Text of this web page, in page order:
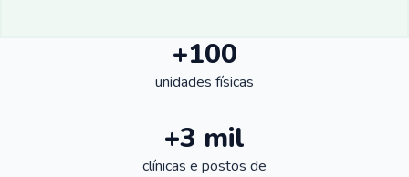
+100
unidades físicas
+3 mil
clínicas e postos de